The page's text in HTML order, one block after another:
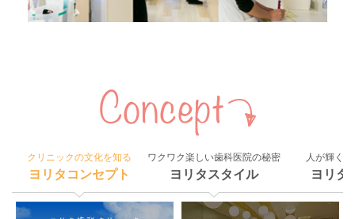
クリニックの文化を知る
ヨリタコンセプト
ワクワク楽しい歯科医院の秘密
ヨリタスタイル
人が輝く
ヨリタ